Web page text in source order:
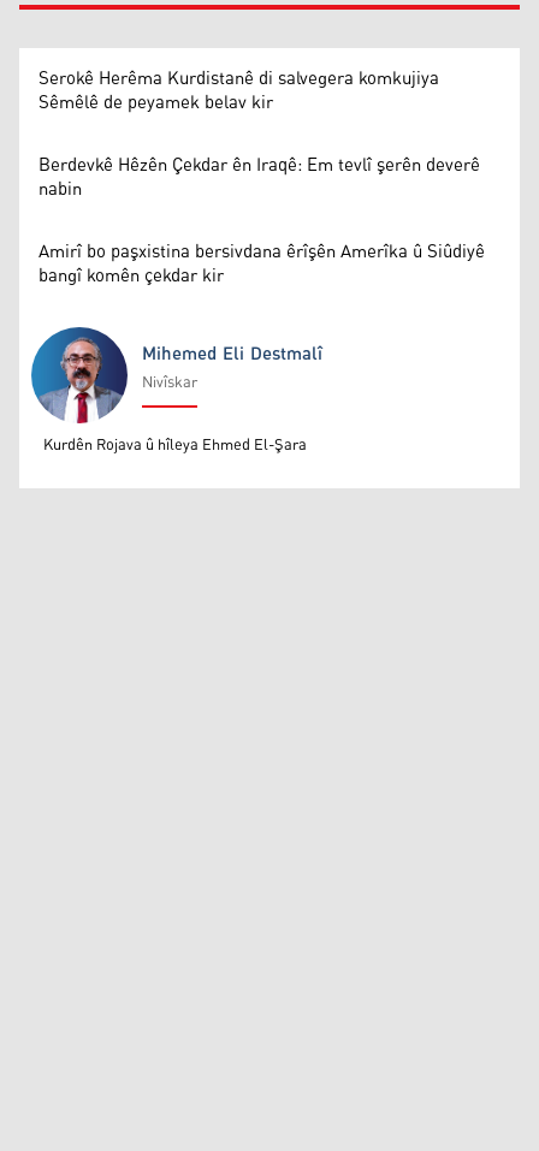
Serokê Herêma Kurdistanê di salvegera komkujiya
Sêmêlê de peyamek belav kir
Berdevkê Hêzên Çekdar ên Iraqê: Em tevlî şerên deverê
nabin
Amirî bo paşxistina bersivdana êrîşên Amerîka û Siûdiyê
bangî komên çekdar kir
Mihemed Eli Destmalî
Mihemed Eli Destmalî
Nivîskar
Kurdên Rojava û hîleya Ehmed El-Şara